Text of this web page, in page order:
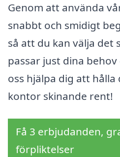
Genom att använda
snabbt och smidigt
så att du kan välja det
passar just dina
oss hjälpa dig att
kontor skinande rent!
Få 3 erbjudanden,
förpliktelser